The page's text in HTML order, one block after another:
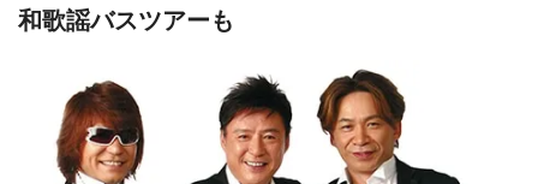
和歌謡バスツアーも